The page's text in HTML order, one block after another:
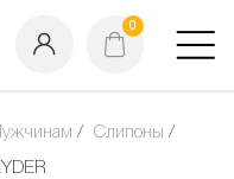
0
Слипоны